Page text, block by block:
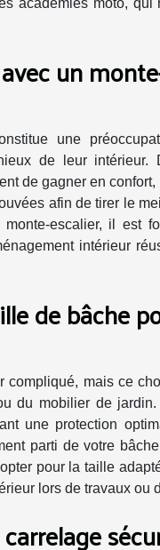
académies moto, qui
un
une
de leur
de gagner en
afin de tirer le
escalier, il est
intérieur
de bâche
mais ce
du mobilier de
une protection
parti de votre
pour la taille
lors de travaux ou